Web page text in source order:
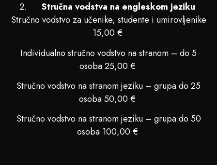
Stručna vodstva na engleskom jeziku
Stručno vodstvo za učenike, studente i umirovljenike
15,00 €
Individualno stručno vodstvo na stranom – do 5
osoba 25,00 €
Stručno vodstvo na stranom jeziku – grupa do 25
osoba 50,00 €
Stručno vodstvo na stranom jeziku – grupa do 50
osoba 100,00 €